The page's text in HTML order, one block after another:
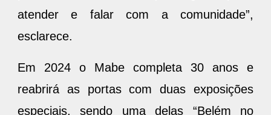
atender e falar com a comunidade”,
esclarece.
Em 2024 o Mabe completa 30 anos e
reabrirá as portas com duas exposições
especiais, sendo uma delas “Belém no